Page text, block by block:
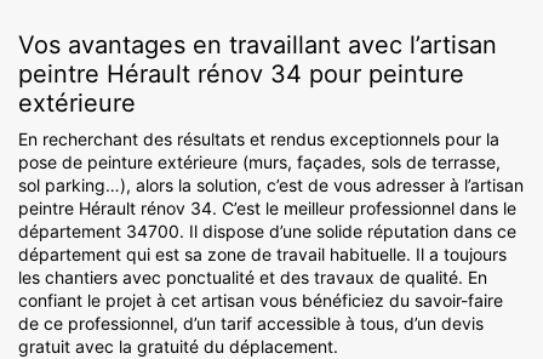
Vos avantages en travaillant avec l’artisan
peintre Hérault rénov 34 pour peinture
extérieure
En recherchant des résultats et rendus exceptionnels pour la
pose de peinture extérieure (murs, façades, sols de terrasse,
sol parking…), alors la solution, c’est de vous adresser à l’artisan
peintre Hérault rénov 34. C’est le meilleur professionnel dans le
département 34700. Il dispose d’une solide réputation dans ce
département qui est sa zone de travail habituelle. Il a toujours
les chantiers avec ponctualité et des travaux de qualité. En
confiant le projet à cet artisan vous bénéficiez du savoir-faire
de ce professionnel, d’un tarif accessible à tous, d’un devis
gratuit avec la gratuité du déplacement.